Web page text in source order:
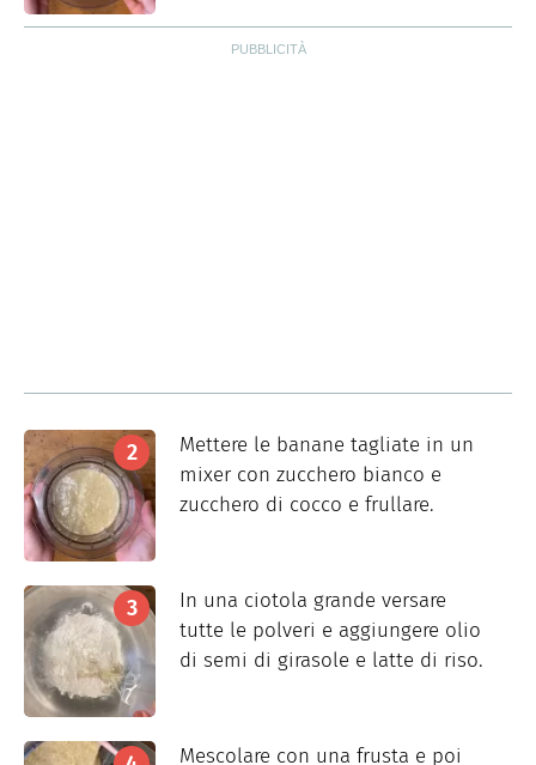
Mettere le banane tagliate in un
mixer con zucchero bianco e
zucchero di cocco e frullare.
In una ciotola grande versare
tutte le polveri e aggiungere olio
di semi di girasole e latte di riso.
Mescolare con una frusta e poi